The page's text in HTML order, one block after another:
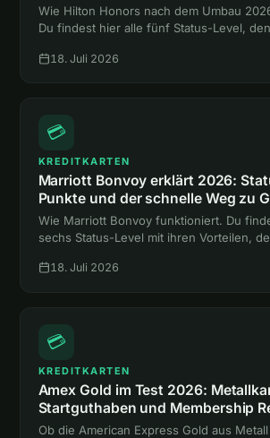
Wie Hilton Honors nach dem Umbau
Du findest hier alle fünf Status-Level,
ganz ohne Hotelnacht.
18. Juli 2026
💳
KREDITKARTEN
Marriott Bonvoy erklärt 2026:
Punkte und der schnelle Weg zu
Wie Marriott Bonvoy funktioniert. Du
sechs Status-Level mit ihren Vorteilen,
eine einzige Hotelnacht.
18. Juli 2026
💳
KREDITKARTEN
Amex Gold im Test 2026:
Startguthaben und Membership
Ob die American Express Gold aus